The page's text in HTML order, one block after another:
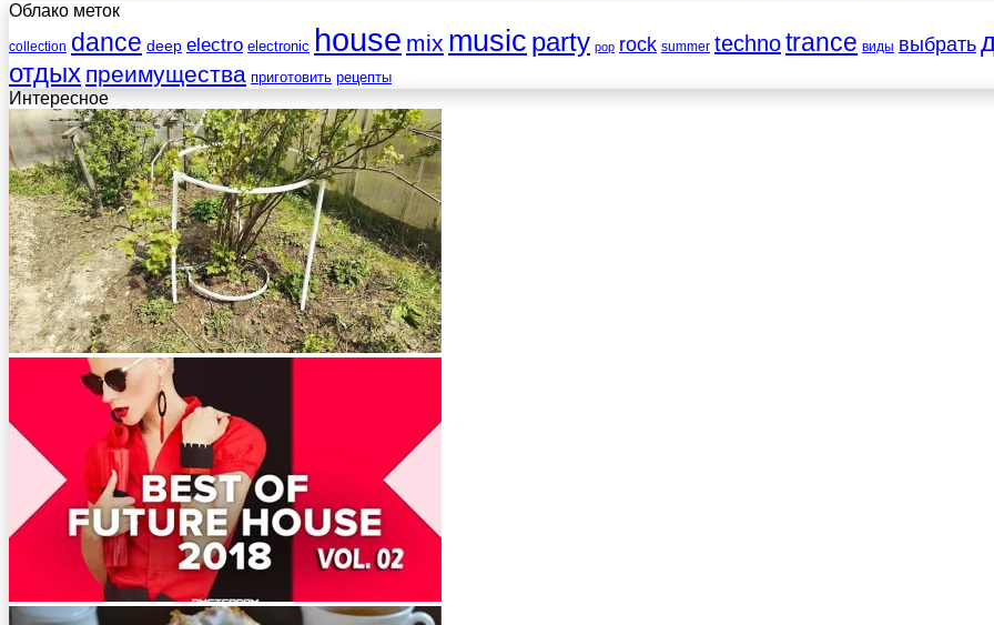
Облако меток
collection dance deep electro electronic house mix music party pop rock summer technotrance виды выбрать
отдых преимущества приготовить рецепты
Интересное